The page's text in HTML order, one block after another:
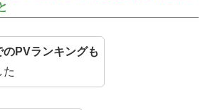
のPVランキングも
た